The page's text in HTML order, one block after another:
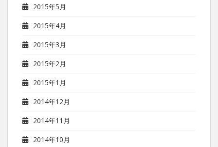
2015年5月
2015年4月
2015年3月
2015年2月
2015年1月
2014年12月
2014年11月
2014年10月